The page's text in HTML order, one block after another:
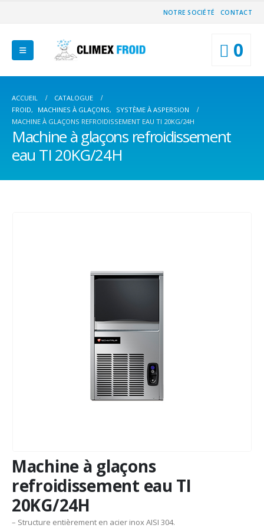
NOTRE SOCIÉTÉ CONTACT
0
ACCUEIL
CATALOGUE
FROID, MACHINES À GLAÇONS,
SYSTÈME À ASPERSION
MACHINE À GLAÇONS REFROIDISSEMENT EAU TI 20KG/24H
Machine à glaçons refroidissement
eau TI 20KG/24H
Machine à glaçons
refroidissement eau TI
20KG/24H
– Structure entièrement en acier inox AISI 304.